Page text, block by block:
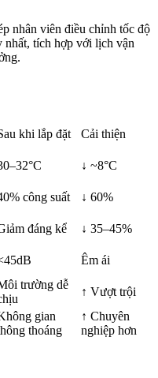
nhân viên điều chỉnh tốc độ
nhất, tích hợp với lịch vận
khi lắp đặt
Cải thiện
↓ ~8°C
công suất
↓ 60%
đáng kể ↓ 35–45%
Êm ái
trường dễ
↑ Vượt trội
gian
thoáng
↑ Chuyên
nghiệp hơn